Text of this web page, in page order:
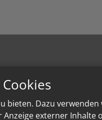
bieten. Dazu
externer